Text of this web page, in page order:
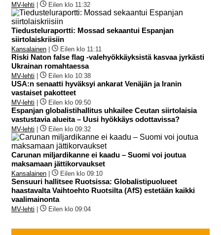
MV-lehti Eilen klo 11:32
Tiedusteluraportti: Mossad sekaantui Espanjan
siirtolaiskriisiin
Kansalainen Eilen klo 11:11
Riski Naton false flag -valehyökkäyksistä kasvaa jyrkästi
Ukrainan romahtaessa
MV-lehti Eilen klo 10:38
USA:n senaatti hyväksyi ankarat Venäjän ja Iranin
vastaiset pakotteet
MV-lehti Eilen klo 09:50
Espanjan globalistihallitus uhkailee Ceutan siirtolaisia
vastustavia alueita – Uusi hyökkäys odottavissa?
MV-lehti Eilen klo 09:32
Carunan miljardikanne ei kaadu – Suomi voi joutua
maksamaan jättikorvaukset
Kansalainen Eilen klo 09:10
Sensuuri hallitsee Ruotsissa: Globalistipuolueet
haastavalta Vaihtoehto Ruotsilta (AfS) estetään kaikki
vaalimainonta
MV-lehti Eilen klo 09:04